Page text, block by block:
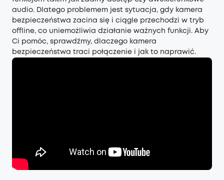
audio. Dlatego problemem jest sytuacja, gdy kamera
bezpieczeństwa zacina się i ciągle przechodzi w tryb
offline, co uniemożliwia działanie ważnych funkcji. Aby
Ci pomóc, sprawdźmy, dlaczego kamera
bezpieczeństwa traci połączenie i jak to naprawić.